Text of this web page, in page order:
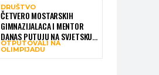
DRUŠTVO
ČETVERO MOSTARSKIH
GIMNAZIJALACA I MENTOR
DANAS PUTUJU NA SVJETSKU
OLIMPIJADU IZ AI:
OTPUTOVALI NA
OLIMPIJADU